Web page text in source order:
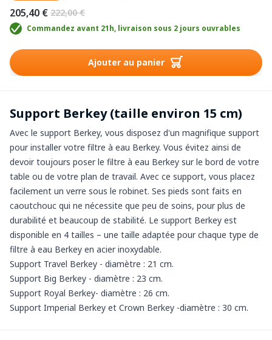
205,40 € 222,00 €
Commandez avant 21h, livraison sous 2 jours ouvrables
Ajouter au panier
Support Berkey (taille environ 15 cm)
Avec le support Berkey, vous disposez d'un magnifique support
pour installer votre filtre à eau Berkey. Vous évitez ainsi de
devoir toujours poser le filtre à eau Berkey sur le bord de votre
table ou de votre plan de travail. Avec ce support, vous placez
facilement un verre sous le robinet. Ses pieds sont faits en
caoutchouc qui ne nécessite que peu de soins, pour plus de
durabilité et beaucoup de stabilité. Le support Berkey est
disponible en 4 tailles – une taille adaptée pour chaque type de
filtre à eau Berkey en acier inoxydable.
Support Travel Berkey - diamètre : 21 cm.
Support Big Berkey - diamètre : 23 cm.
Support Royal Berkey- diamètre : 26 cm.
Support Imperial Berkey et Crown Berkey -diamètre : 30 cm.